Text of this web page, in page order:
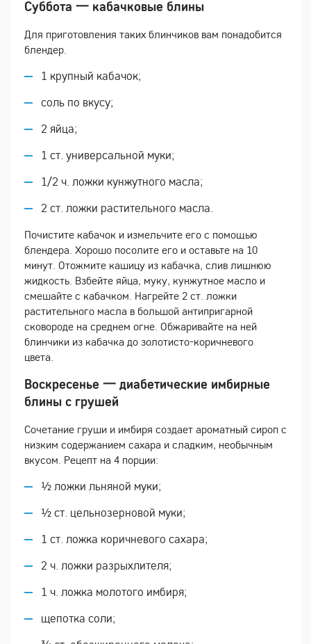
Суббота 一 кабачковые блины
Для приготовления таких блинчиков вам понадобится
блендер.
1 крупный кабачок;
соль по вкусу;
2 яйца;
1 ст. универсальной муки;
1/2 ч. ложки кунжутного масла;
2 ст. ложки растительного масла.
Почистите кабачок и измельчите его с помощью
блендера. Хорошо посолите его и оставьте на 10
минут. Отожмите кашицу из кабачка, слив лишнюю
жидкость. Взбейте яйца, муку, кунжутное масло и
смешайте с кабачком. Нагрейте 2 ст. ложки
растительного масла в большой антипригарной
сковороде на среднем огне. Обжаривайте на ней
блинчики из кабачка до золотисто-коричневого
цвета.
Воскресенье 一 диабетические имбирные
блины с грушей
Сочетание груши и имбиря создает ароматный сироп с
низким содержанием сахара и сладким, необычным
вкусом. Рецепт на 4 порции:
½ ложки льняной муки;
½ ст. цельнозерновой муки;
1 ст. ложка коричневого сахара;
2 ч. ложки разрыхлителя;
1 ч. ложка молотого имбиря;
щепотка соли;